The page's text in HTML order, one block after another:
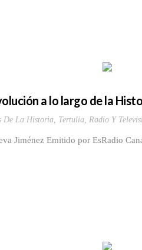
a lo largo de la
De La Historia, Tertulia, Radio Y
Jiménez Emitido por EsRadio